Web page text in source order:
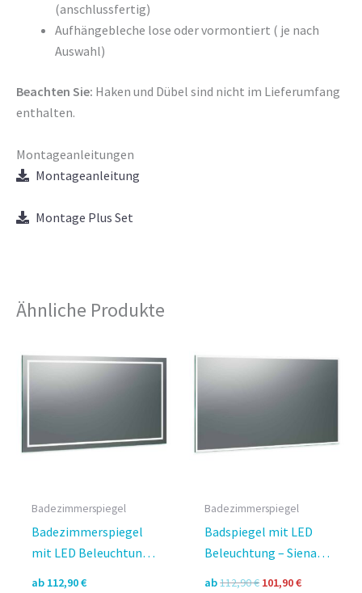
(anschlussfertig)
Aufhängebleche lose oder vormontiert ( je nach
Auswahl)
Beachten Sie: Haken und Dübel sind nicht im Lieferumfang
enthalten.
Montageanleitungen
Montageanleitung
Montage Plus Set
Ähnliche Produkte
Badezimmerspiegel
Badezimmerspiegel
mit LED Beleuchtung
ab 112,90€
Badezimmerspiegel
Badspiegel mit LED
Beleuchtung – Siena
ab112,90€ Ursprünglicher
101,90€Aktueller